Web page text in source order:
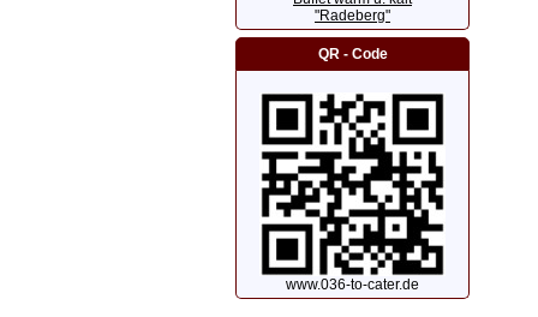
"Radeberg"
QR - Code
www.036-to-cater.de